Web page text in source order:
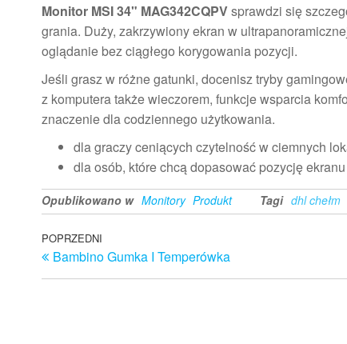
Monitor MSI 34" MAG342CQPVsprawdzi się
grania. Duży, zakrzywiony ekran w
oglądanie bez ciągłego korygowania pozycji.
Jeśli grasz w różne gatunki, docenisz tryby
z komputera także wieczorem, funkcje wsparcia
znaczenie dla codziennego użytkowania.
dla graczy ceniących czytelność w ciemnych
dla osób, które chcą dopasować pozycję
Opublikowano w Monitory Produkt Tagi dhl chełm
Nawigacja
wpisu
Poprzedni
wpis
POPRZEDNI
Bambino Gumka I Temperówka